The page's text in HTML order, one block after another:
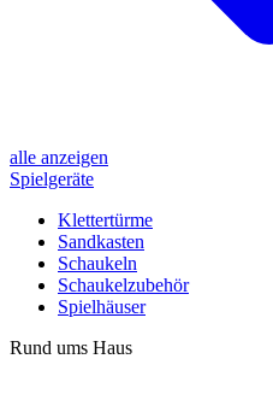
alle anzeigen
Spielgeräte
Klettertürme
Sandkasten
Schaukeln
Schaukelzubehör
Spielhäuser
Rund ums Haus